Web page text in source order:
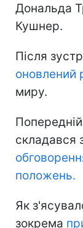
Дональда
Кушнер.
Після
оновлений
миру.
складався
положень.
Як
зокрема